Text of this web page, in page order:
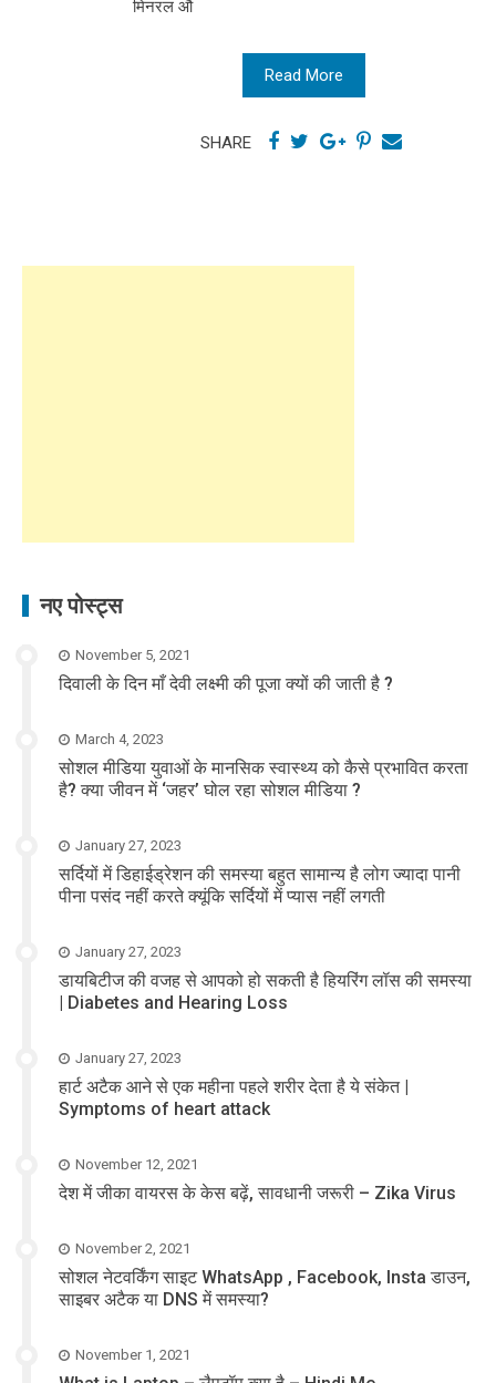
मिनरल औ
Read More
SHARE
नए पोस्ट्स
November 5, 2021
दिवाली के दिन माँ देवी लक्ष्मी की पूजा क्यों की जाती है ?
March 4, 2023
सोशल मीडिया युवाओं के मानसिक स्वास्थ्य को कैसे प्रभावित करता
है? क्या जीवन में ‘जहर’ घोल रहा सोशल मीडिया ?
January 27, 2023
सर्दियों में डिहाईड्रेशन की समस्या बहुत सामान्य है लोग ज्यादा पानी
पीना पसंद नहीं करते क्यूंकि सर्दियों में प्यास नहीं लगती
January 27, 2023
डायबिटीज की वजह से आपको हो सकती है हियरिंग लॉस की समस्या
| Diabetes and Hearing Loss
January 27, 2023
हार्ट अटैक आने से एक महीना पहले शरीर देता है ये संकेत |
Symptoms of heart attack
November 12, 2021
देश में जीका वायरस के केस बढ़ें, सावधानी जरूरी – Zika Virus
November 2, 2021
सोशल नेटवर्किंग साइट WhatsApp , Facebook, Insta डाउन,
साइबर अटैक या DNS में समस्या?
November 1, 2021